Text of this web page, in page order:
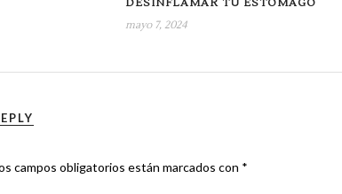
DESINFLAMAR TU ESTÓMAGO
mayo 7, 2024
campos obligatorios están marcados con *